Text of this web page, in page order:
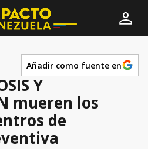
Añadir como fuente en
Y
mueren los
de